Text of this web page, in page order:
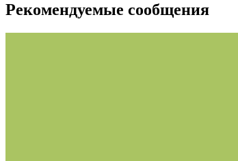
Рекомендуемые сообщения